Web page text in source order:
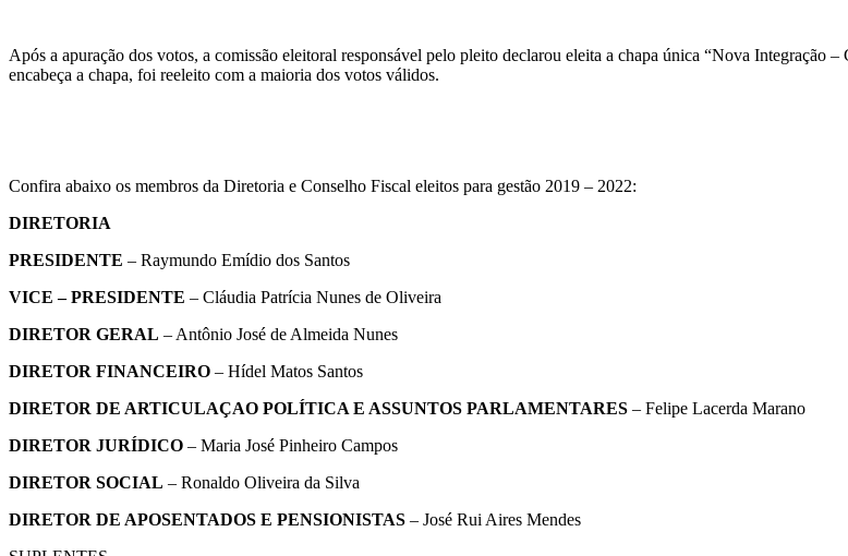
Após a apuração dos votos, a comissão eleitoral responsável pelo pleito declarou eleita a chapa única “Nova
encabeça a chapa, foi reeleito com a maioria dos votos válidos.
Confira abaixo os membros da Diretoria e Conselho Fiscal eleitos para gestão 2019 – 2022:
DIRETORIA
PRESIDENTE – Raymundo Emídio dos Santos
VICE – PRESIDENTE – Cláudia Patrícia Nunes de Oliveira
DIRETOR GERAL – Antônio José de Almeida Nunes
DIRETOR FINANCEIRO – Hídel Matos Santos
DIRETOR DE ARTICULAÇAO POLÍTICA E ASSUNTOS PARLAMENTARES – Felipe Lacerda Marano
DIRETOR JURÍDICO – Maria José Pinheiro Campos
DIRETOR SOCIAL – Ronaldo Oliveira da Silva
DIRETOR DE APOSENTADOS E PENSIONISTAS – José Rui Aires Mendes